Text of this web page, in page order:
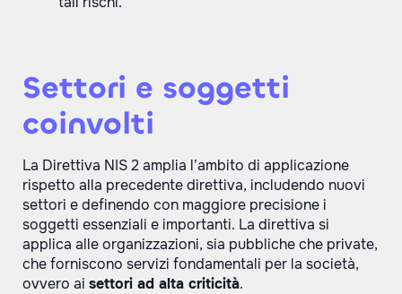
Settori e soggetti
coinvolti
La Direttiva NIS 2 amplia l’ambito di applicazione
rispetto alla precedente direttiva, includendo nuovi
settori e definendo con maggiore precisione i
soggetti essenziali e importanti. La direttiva si
applica alle organizzazioni, sia pubbliche che private,
che forniscono servizi fondamentali per la società,
ovvero ai settori ad alta criticità.